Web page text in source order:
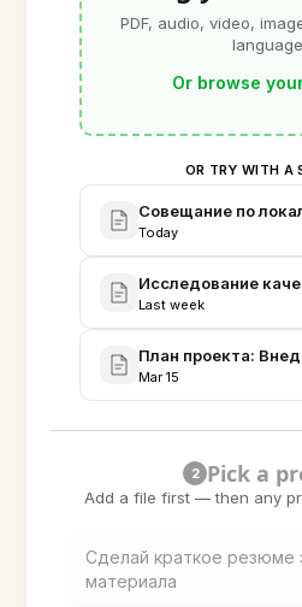
PDF, audio, video,
Or browse
OR TRY WITH A
Совещание по
Today
Исследование
Last week
План проекта:
Mar 15
2 Pick a
Add a file first — then any
Сделай краткое резюме
материала